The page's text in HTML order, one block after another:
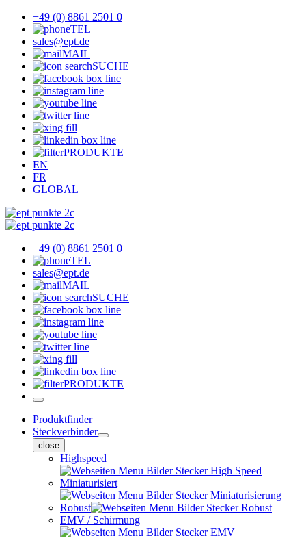
+49 (0) 8861 2501 0
TEL
sales@ept.de
MAIL
SUCHE
PRODUKTE
EN
FR
GLOBAL
+49 (0) 8861 2501 0
TEL
sales@ept.de
MAIL
SUCHE
PRODUKTE
Produktfinder
Steckverbinder
close
Highspeed
Miniaturisiert
Robust
EMV / Schirmung